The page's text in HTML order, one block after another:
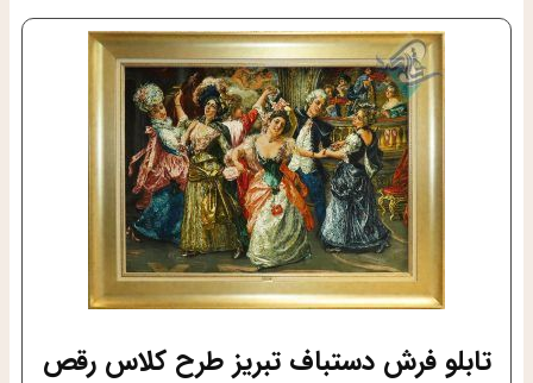
تابلو فرش دستباف تبریز طرح کلاس رقص